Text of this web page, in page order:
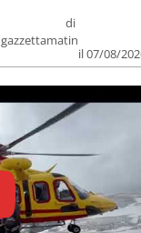
di
gazzettamatin
il 07/08/